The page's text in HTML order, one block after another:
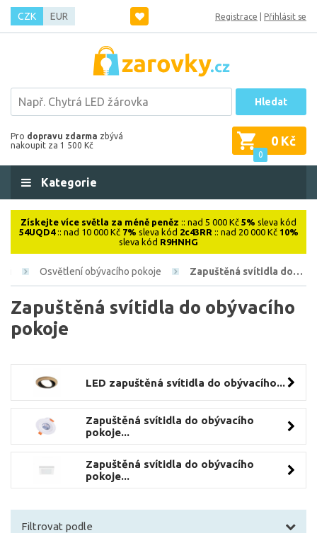
CZK EUR Registrace Přihlásit se
Hledat
Pro dopravu zdarma zbývá
nakoupit za 1 500 Kč
0
0 Kč
Kategorie
Získejte více světla za méně peněz :: nad 5 000 Kč 5% sleva kód
54UQD4:: nad 10 000 Kč 7% sleva kód 2c43RR :: nad 20 000 Kč 10%
sleva kód R9HNHG
Osvětlení obývacího pokoje Zapuštěná svítidla do…
Zapuštěná svítidla do obývacího
pokoje
LED zapuštěná svítidla do obývacího...
Zapuštěná svítidla do obývacího
pokoje...
Zapuštěná svítidla do obývacího
pokoje...
Filtrovat podle